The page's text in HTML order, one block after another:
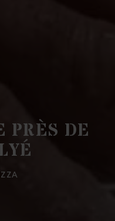
PRÈS DE